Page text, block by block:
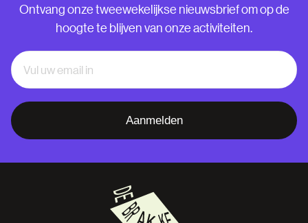
Ontvang onze tweewekelijkse nieuwsbrief om op de
hoogte te blijven van onze activiteiten.
Aanmelden